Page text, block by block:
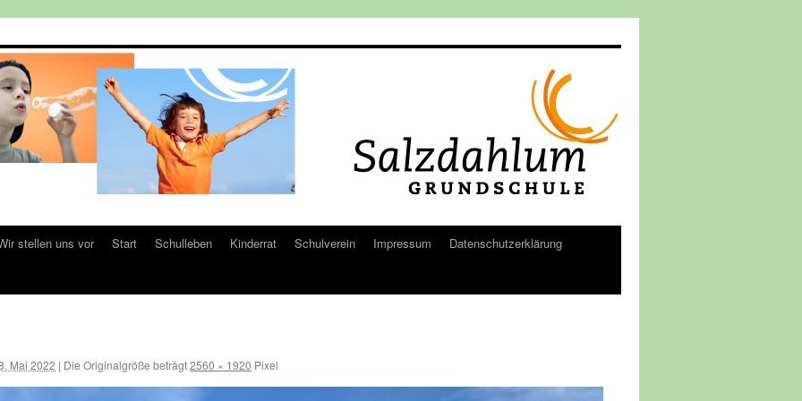
stellen uns vor Start Schulleben Kinderrat Schulverein Impressum
Datenschutzerklärung
Mai 2022 | Die Originalgröße beträgt2560 × 1920 Pixel